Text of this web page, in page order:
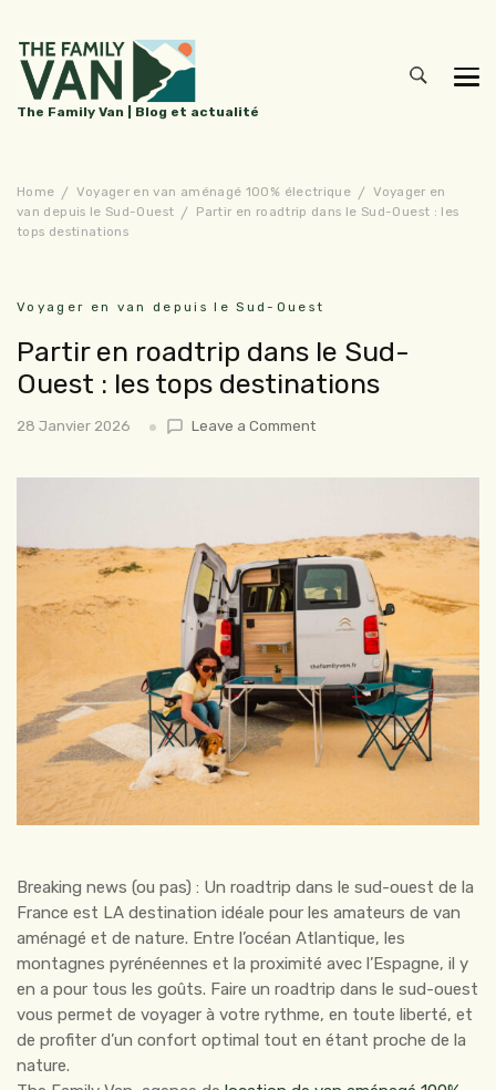
The Family Van | Blog et actualité
Home Voyager en van aménagé 100% électrique
Voyager en
van depuis le Sud-Ouest
Partir en roadtrip dans le Sud-Ouest : les
tops destinations
Voyager en van depuis le Sud-Ouest
Partir en roadtrip dans le Sud-
Ouest : les tops destinations
28 Janvier 2026 Leave a Commenton
le
Sud-
Ouest
:
destinations
Breaking news (ou pas) : Un roadtrip dans le sud-ouest de la
France est LA destination idéale pour les amateurs de van
aménagé et de nature. Entre l’océan Atlantique, les
montagnes pyrénéennes et la proximité avec l’Espagne, il y
en a pour tous les goûts. Faire un roadtrip dans le sud-ouest
vous permet de voyager à votre rythme, en toute liberté, et
de profiter d’un confort optimal tout en étant proche de la
nature.